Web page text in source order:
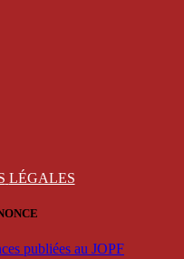
LÉGALES
publiées au JOPF